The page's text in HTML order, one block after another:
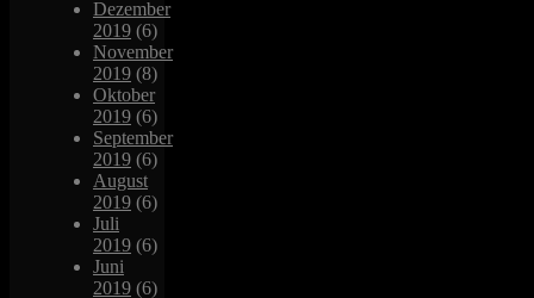
Dezember
2019 (6)
November
2019 (8)
Oktober
2019 (6)
September
2019 (6)
August
2019 (6)
Juli
2019 (6)
Juni
2019 (6)